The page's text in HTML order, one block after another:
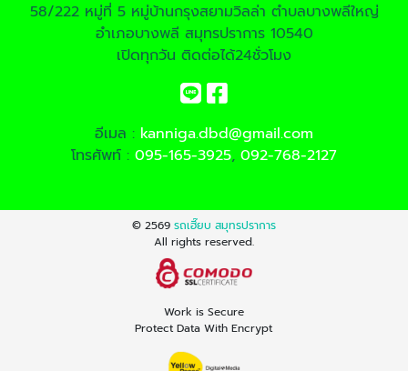
58/222 หมู่ที่ 5 หมู่บ้านกรุงสยามวิลล่า ตำบลบางพลีใหญ่
อำเภอบางพลี สมุทรปราการ 10540
เปิดทุกวัน ติดต่อได้24ชั่วโมง
อีเมล : kanniga.dbd@gmail.com
โทรศัพท์ : 095-165-3925, 092-768-2127
© 2569 รถเฮี๊ยบ สมุทรปราการ
All rights reserved.
Work is Secure
Protect Data With Encrypt